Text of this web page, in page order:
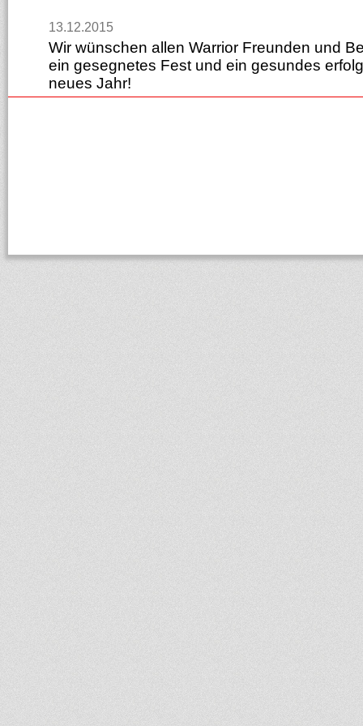
13.12.2015
Wir wünschen allen Warrior Freunden und
ein gesegnetes Fest und ein gesundes
neues Jahr!